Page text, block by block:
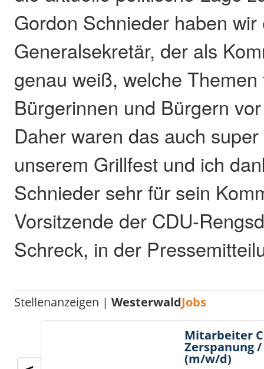
Gordon Schnieder haben wir
Generalsekretär, der als
genau weiß, welche Themen
Bürgerinnen und Bürgern
Daher waren das auch
unserem Grillfest und ich
Schnieder sehr für sein
Vorsitzende der CDU-
Schreck, in der
Stellenanzeigen |WesterwaldJobs
Mitarbeiter
Zerspanung
(m/w/d)